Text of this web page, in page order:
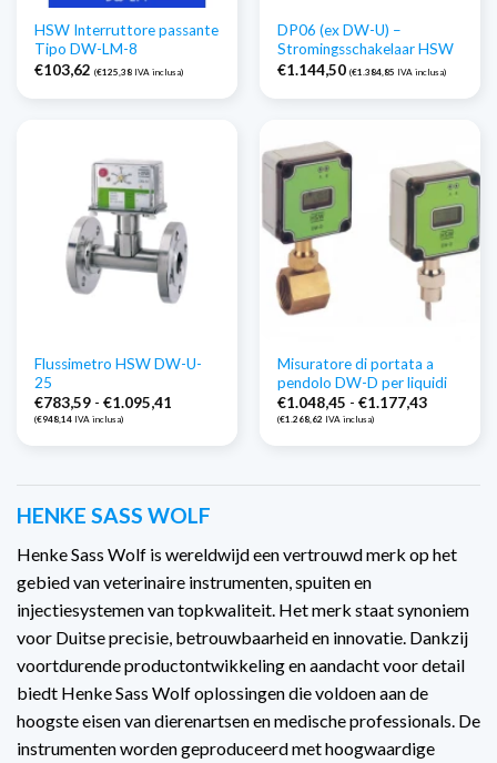
HSW Interruttore passante
Tipo DW-LM-8
€103,62 (€125,38 IVA inclusa)
DP06 (ex DW-U) –
Stromingsschakelaar HSW
€1.144,50 (€1.384,85 IVA inclusa)
Flussimetro HSW DW-U-
25
€783,59 - €1.095,41
Da
€1.095,41
(€948,14 IVA inclusa)
Misuratore di portata a
pendolo DW-D per liquidi
€1.048,45 - €1.177,43Fascia
Da
€1.177,43
(€1.268,62 IVA inclusa)
HENKE SASS WOLF
Henke Sass Wolf is wereldwijd een vertrouwd merk op het
gebied van veterinaire instrumenten, spuiten en
injectiesystemen van topkwaliteit. Het merk staat synoniem
voor Duitse precisie, betrouwbaarheid en innovatie. Dankzij
voortdurende productontwikkeling en aandacht voor detail
biedt Henke Sass Wolf oplossingen die voldoen aan de
hoogste eisen van dierenartsen en medische professionals. De
instrumenten worden geproduceerd met hoogwaardige